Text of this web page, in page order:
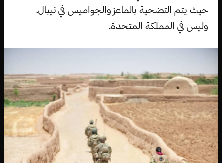
حيث يتم التضحية بالماعز والجواميس في نيبال،
وليس في المملكة المتحدة.